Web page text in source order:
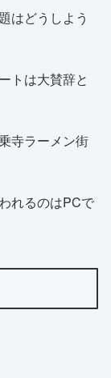
はどうしよう
トは大賛辞と
寺ラーメン街
れるのはPCで